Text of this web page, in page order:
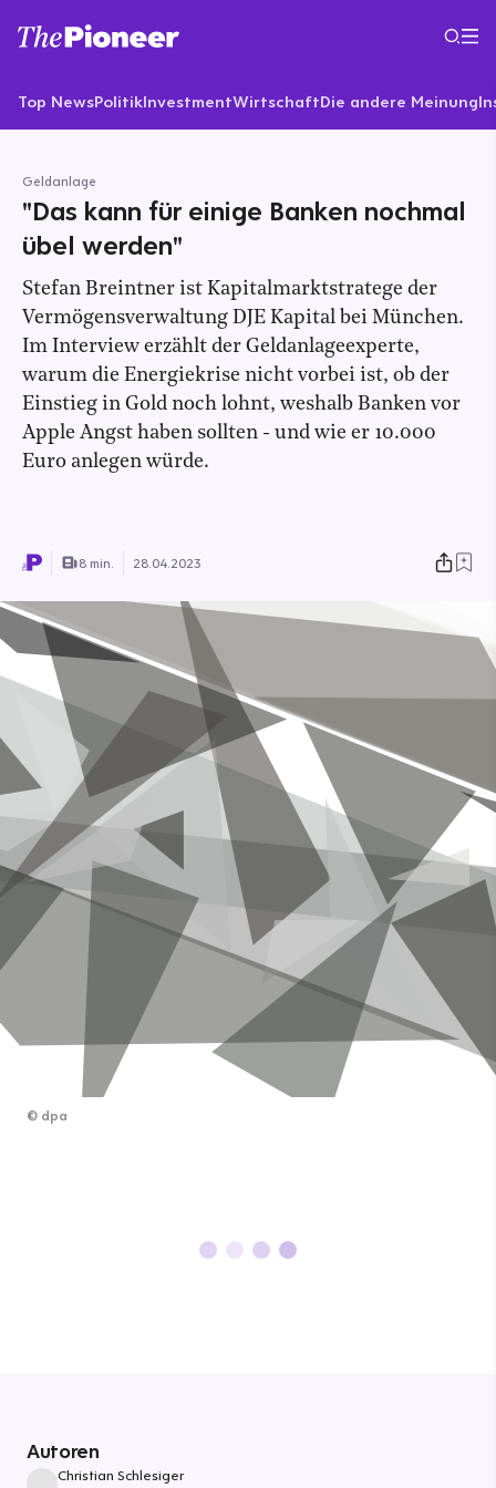
Top NewsPolitikInvestmentWirtschaftDie andere Meinung
Geldanlage
"Das kann für einige Banken nochmal
übel werden"
Stefan Breintner ist Kapitalmarktstratege der
Vermögensverwaltung DJE Kapital bei München.
Im Interview erzählt der Geldanlageexperte,
warum die Energiekrise nicht vorbei ist, ob der
Einstieg in Gold noch lohnt, weshalb Banken vor
Apple Angst haben sollten - und wie er 10.000
Euro anlegen würde.
8 min. 28.04.2023
© dpa
Autoren
Christian Schlesiger